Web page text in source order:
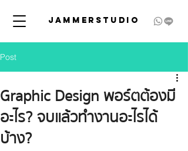
JAMMERSTUDIO
Post
Graphic Design พอร์ตต้องมี
อะไร? จบแล้วทำงานอะไรได้
บ้าง?